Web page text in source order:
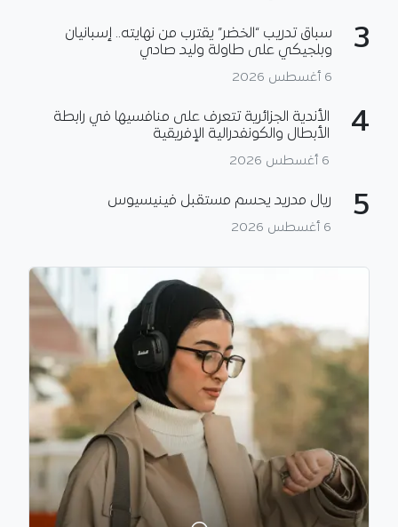
3
سباق تدريب “الخضر” يقترب من نهايته.. إسبانيان
وبلجيكي على طاولة وليد صادي
6 أغسطس 2026
4
الأندية الجزائرية تتعرف على منافسيها في رابطة
الأبطال والكونفدرالية الإفريقية
6 أغسطس 2026
5 ريال مدريد يحسم مستقبل فينيسيوس
6 أغسطس 2026